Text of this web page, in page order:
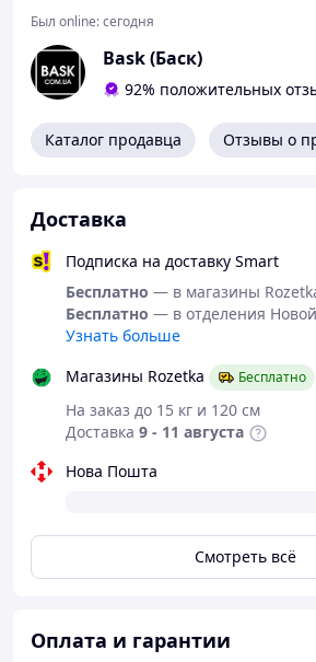
функционирования – особенности
CREE XHP50
Малогабаритный металлический
мощным главным светодиодом и
Работает от встроенного
торце фонаря.
Особенности:
Сверх яркий мощный диод
Дальность свечения до 1000 м
Новый вид ремешка на руку
26650
Характеристики:
Model: P55
Световой поток 1500 люмен
Фокусировка (Zoom) есть
Тип фокусировки выдвижной
Влагостойкость есть
Был online:сегодня
Bask (Баск)
92% положительных
Каталог продавца Отзывы о
Доставка
Подписка на доставку Smart
Бесплатно — в магазины
Бесплатно — в отделения
Узнать больше
Магазины Rozetka
Бесплатно
На заказ до 15 кг и 120 см
Доставка 9 - 11 августа
Нова Пошта
Смотреть всё
Оплата и гарантии